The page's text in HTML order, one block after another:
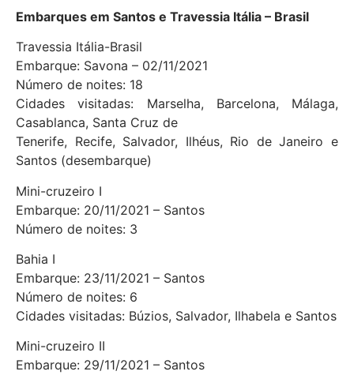
Embarques em Santos e Travessia Itália – Brasil
Travessia Itália-Brasil
Embarque: Savona – 02/11/2021
Número de noites: 18
Cidades visitadas: Marselha, Barcelona, Málaga,
Casablanca, Santa Cruz de
Tenerife, Recife, Salvador, Ilhéus, Rio de Janeiro e
Santos (desembarque)
Mini-cruzeiro I
Embarque: 20/11/2021 – Santos
Número de noites: 3
Bahia I
Embarque: 23/11/2021 – Santos
Número de noites: 6
Cidades visitadas: Búzios, Salvador, Ilhabela e Santos
Mini-cruzeiro II
Embarque: 29/11/2021 – Santos